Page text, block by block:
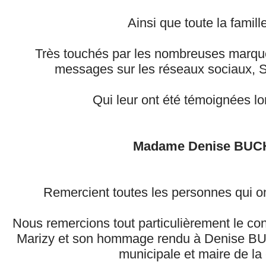
Ainsi que toute la
Très touchés par les nombreuses
messages sur les réseaux sociaux,
Qui leur ont été témoignées
Madame Denise
Remercient toutes les personnes qui
Nous remercions tout particulièrement le
Marizy et son hommage rendu à Denise
municipale et maire de la